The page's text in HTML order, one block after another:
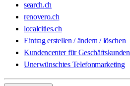
search.ch
renovero.ch
localcities.ch
Eintrag erstellen / ändern / löschen
Kundencenter für Geschäftskunden
Unerwünschtes Telefonmarketing